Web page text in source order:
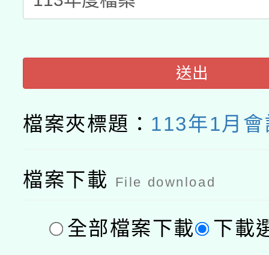
送出
檔案夾標題： 113年1月
檔案下載 File download
全部檔案下載 下載